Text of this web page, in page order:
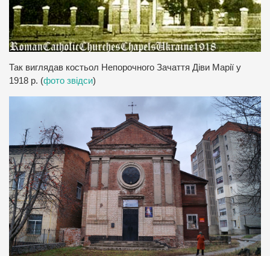
Так виглядав костьол Непорочного Зачаття Діви Марії у
1918 р. (фото звідси)